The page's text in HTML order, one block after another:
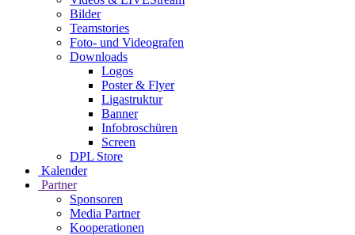
Bilder
Teamstories
Foto- und Videografen
Downloads
Logos
Poster & Flyer
Ligastruktur
Banner
Infobroschüren
Screen
DPL Store
Kalender
Partner
Sponsoren
Media Partner
Kooperationen